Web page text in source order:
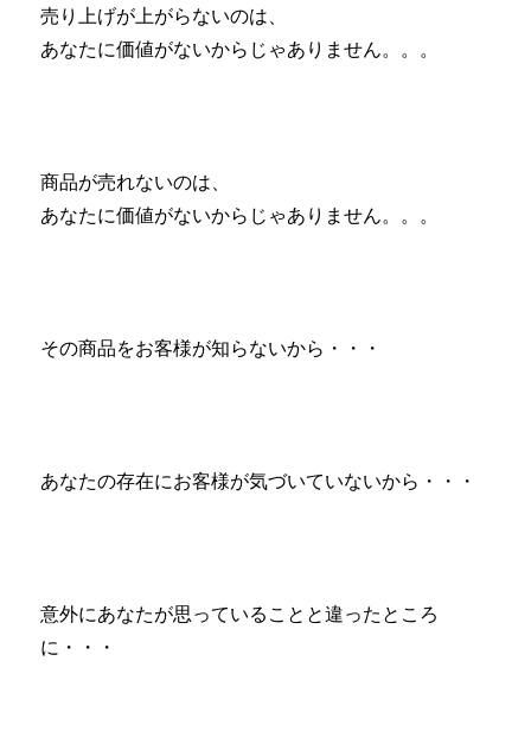
売り上げが上がらないのは、
あなたに価値がないからじゃありません。。。
商品が売れないのは、
あなたに価値がないからじゃありません。。。
その商品をお客様が知らないから・・・
あなたの存在にお客様が気づいていないから・・・
意外にあなたが思っていることと違ったところ
に・・・